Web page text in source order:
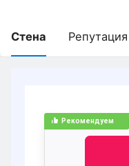
Стена Репутация